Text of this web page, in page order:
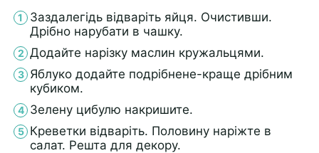
Заздалегідь відваріть яйця. Очистивши.
Дрібно нарубати в чашку.
Додайте нарізку маслин кружальцями.
Яблуко додайте подрібнене-краще дрібним
кубиком.
Зелену цибулю накришите.
Креветки відваріть. Половину наріжте в
салат. Решта для декору.